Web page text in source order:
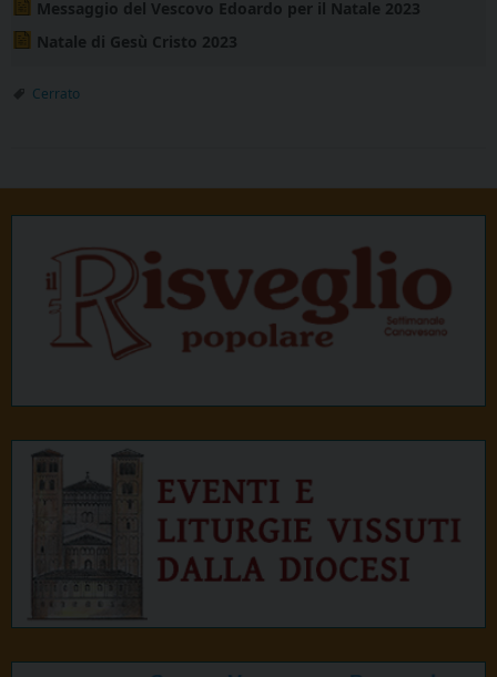
Messaggio del Vescovo Edoardo per il Natale 2023
Natale di Gesù Cristo 2023
Cerrato